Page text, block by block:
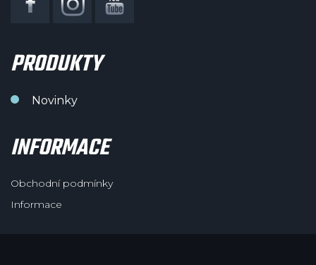
PRODUKTY
Novinky
INFORMACE
Obchodní podmínky
Informace